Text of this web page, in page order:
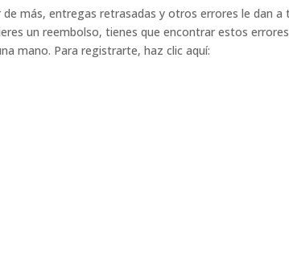
más, entregas retrasadas y otros errores le dan a
un reembolso, tienes que encontrar estos
mano. Para registrarte, haz clic aquí: